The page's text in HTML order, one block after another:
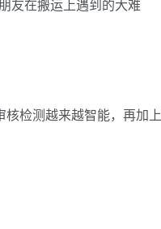
友在搬运上遇到的大难
核检测越来越智能，再加上